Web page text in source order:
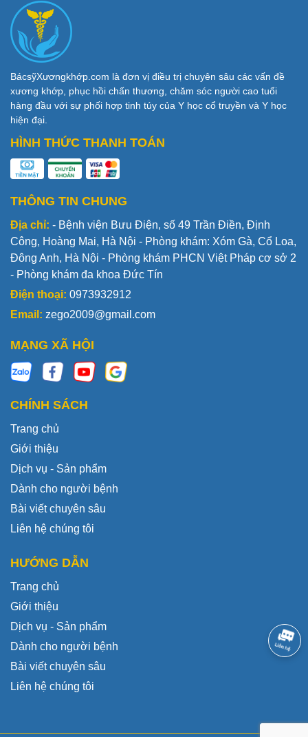
BácsỹXươngkhớp.com là đơn vị điều trị chuyên sâu các vấn đề
xương khớp, phục hồi chấn thương, chăm sóc người cao tuổi
hàng đầu với sự phối hợp tinh túy của Y học cổ truyền và Y học
hiện đại.
HÌNH THỨC THANH TOÁN
THÔNG TIN CHUNG
Địa chỉ: - Bệnh viện Bưu Điện, số 49 Trần Điền, Định
Công, Hoàng Mai, Hà Nội - Phòng khám: Xóm Gà, Cổ Loa,
Đông Anh, Hà Nội - Phòng khám PHCN Việt Pháp cơ sở 2
- Phòng khám đa khoa Đức Tín
Điện thoại: 0973932912
Email: zego2009@gmail.com
MẠNG XÃ HỘI
CHÍNH SÁCH
Trang chủ
Giới thiệu
Dịch vụ - Sản phẩm
Dành cho người bệnh
Bài viết chuyên sâu
Liên hệ chúng tôi
HƯỚNG DẪN
Trang chủ
Giới thiệu
Dịch vụ - Sản phẩm
Dành cho người bệnh
Bài viết chuyên sâu
Liên hệ chúng tôi